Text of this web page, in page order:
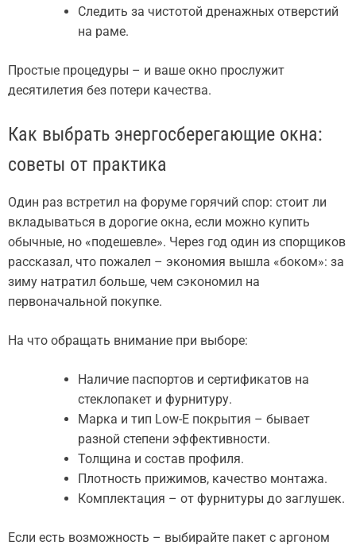
Следить за чистотой дренажных отверстий
на раме.
Простые процедуры – и ваше окно прослужит
десятилетия без потери качества.
Как выбрать энергосберегающие окна:
советы от практика
Один раз встретил на форуме горячий спор: стоит ли
вкладываться в дорогие окна, если можно купить
обычные, но «подешевле». Через год один из спорщиков
рассказал, что пожалел – экономия вышла «боком»: за
зиму натратил больше, чем сэкономил на
первоначальной покупке.
На что обращать внимание при выборе:
Наличие паспортов и сертификатов на
стеклопакет и фурнитуру.
Марка и тип Low-E покрытия – бывает
разной степени эффективности.
Толщина и состав профиля.
Плотность прижимов, качество монтажа.
Комплектация – от фурнитуры до заглушек.
Если есть возможность – выбирайте пакет с аргоном